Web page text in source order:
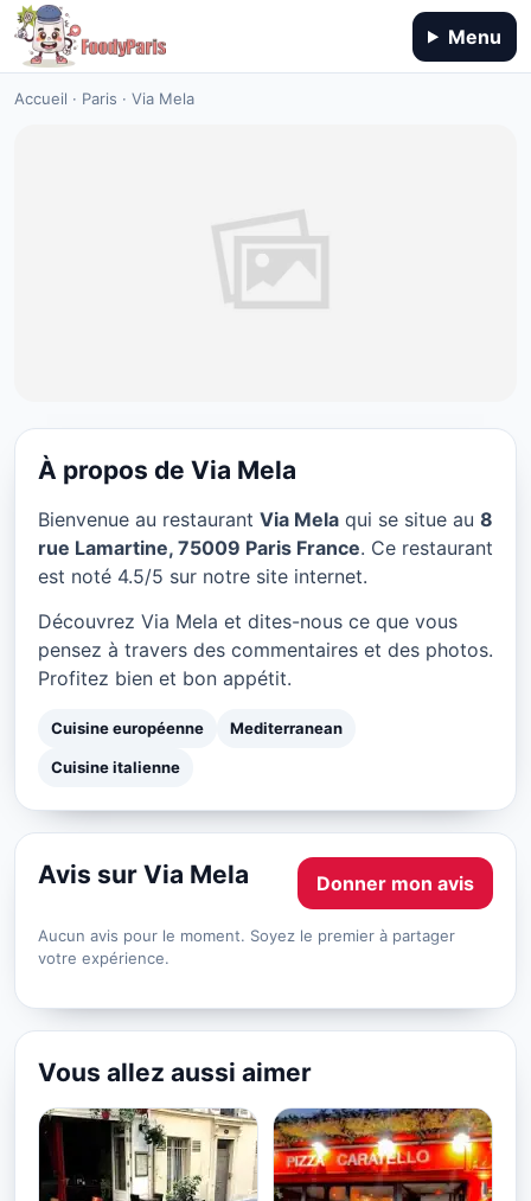
Menu
Accueil · Paris · Via Mela
Via Mela à Paris
★ 4.5/5
À propos de Via Mela
Bienvenue au restaurant Via Mela qui se situe au 8
rue Lamartine, 75009 Paris France. Ce restaurant
est noté 4.5/5 sur notre site internet.
Découvrez Via Mela et dites-nous ce que vous
pensez à travers des commentaires et des photos.
Profitez bien et bon appétit.
Cuisine européenne Mediterranean
Cuisine italienne
Avis sur Via Mela Donner mon avis
Aucun avis pour le moment. Soyez le premier à partager
votre expérience.
Vous allez aussi aimer